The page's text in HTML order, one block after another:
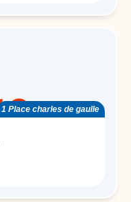
1 Place charles de gaulle